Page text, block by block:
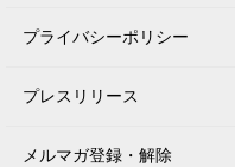
プライバシーポリシー
プレスリリース
メルマガ登録・解除